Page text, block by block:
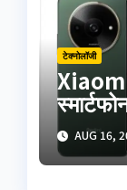
टेक्नोलॉजी
Xiaomi
AUG 16,